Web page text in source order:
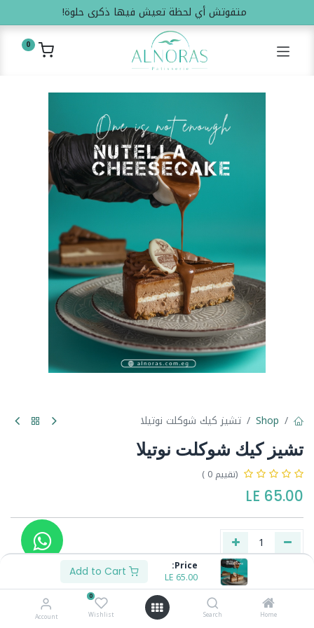
Price:
65.00
Home
Search
0
Wishlist
Account
متفوتش أي لحظة تعيش فيها ذكرى حلوة!
0
Shop تشيز كيك شوكلت نوتيلا
تشيز كيك شوكلت نوتيلا
(تقييم 0 )
65.00